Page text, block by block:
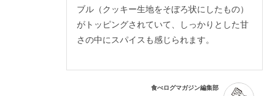
ブル（クッキー生地をそぼろ状にしたもの）
がトッピングされていて、しっかりとした甘
さの中にスパイスも感じられます。
食べログマガジン編集部